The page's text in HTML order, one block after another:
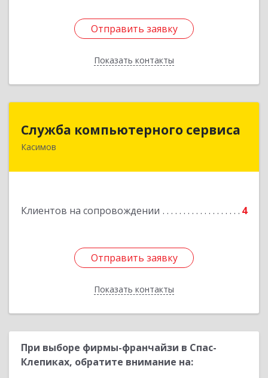
Отправить заявку
Показать контакты
Отправить заявку
Назад
Служба компьютерного сервиса
Касимов
Клиентов на сопровождении 4
Отправить заявку
Показать контакты
Служба компьютерного сервиса
391300, Рязанская обл., г.Касимов, ул.Советская
Отправить заявку
Назад
При выборе фирмы-франчайзи в Спас-
Клепиках, обратите внимание на: